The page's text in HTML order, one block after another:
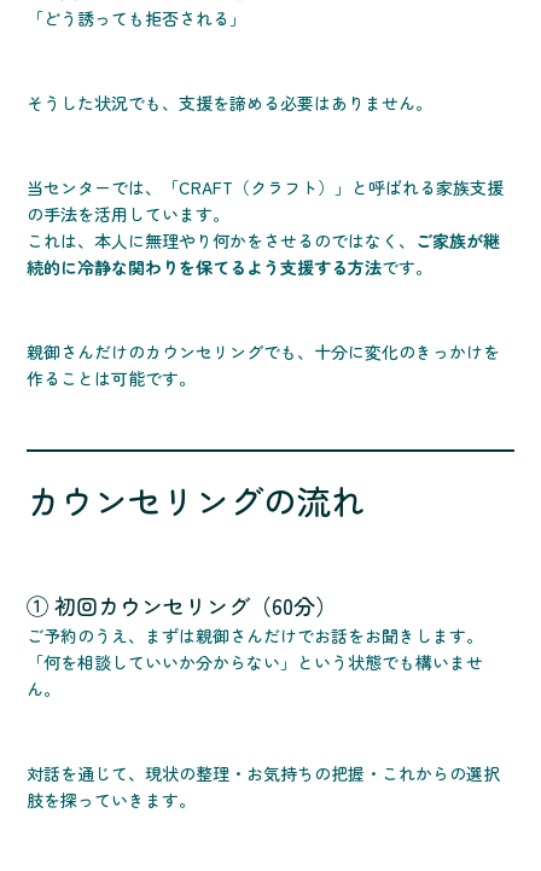
「どう誘っても拒否される」
そうした状況でも、支援を諦める必要はありません。
当センターでは、「CRAFT（クラフト）」と呼ばれる家族支援
の手法を活用しています。
これは、本人に無理やり何かをさせるのではなく、 ご家族が継
続的に冷静な関わりを保てるよう支援する方法です。
親御さんだけのカウンセリングでも、十分に変化のきっかけを
作ることは可能です。
カウンセリングの流れ
① 初回カウンセリング（60分）
ご予約のうえ、まずは親御さんだけでお話をお聞きします。
「何を相談していいか分からない」という状態でも構いませ
ん。
対話を通じて、現状の整理・お気持ちの把握・これからの選択
肢を探っていきます。